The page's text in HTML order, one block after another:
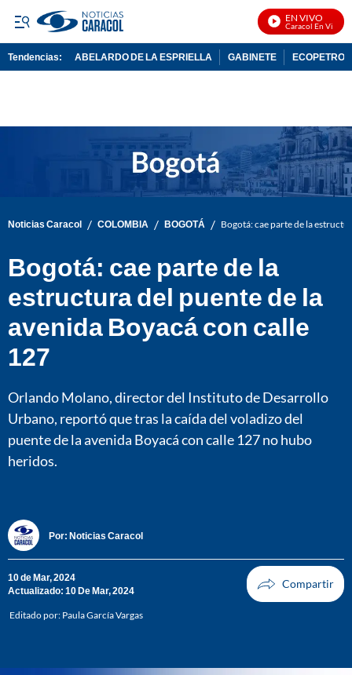
EN VIVO
Noticias Caracol En Vivo
Tendencias: ABELARDO DE LA ESPRIELLA GABINETE ECOPETROL
Noticias Caracol / COLOMBIA / BOGOTÁ / Bogotá: cae parte de la
Bogotá: cae parte de la
estructura del puente de la
avenida Boyacá con calle
127
Orlando Molano, director del Instituto de Desarrollo
Urbano, reportó que tras la caída del voladizo del
puente de la avenida Boyacá con calle 127 no hubo
heridos.
Por: Noticias Caracol
10 de Mar, 2024
Actualizado: 10 De Mar, 2024
Editado por: Paula García Vargas